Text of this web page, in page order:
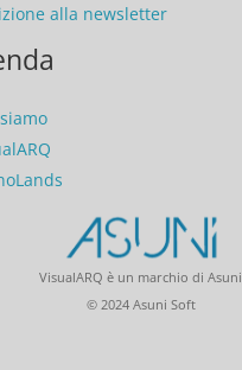
alla newsletter
VisualARQ è un marchio di Asuni
© 2024 Asuni Soft